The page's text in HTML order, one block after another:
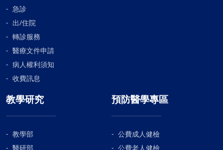
急診
出/住院
轉診服務
醫療文件申請
病人權利須知
收費訊息
教學研究
教學部
醫研部
預防醫學專區
公費成人健檢
公費老人健檢